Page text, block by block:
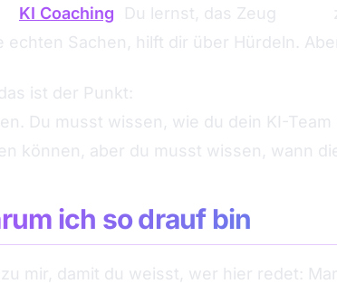
KI Coaching Du lernst, das Zeug
echten Sachen, hilft dir über Hürdeln.
ist der Punkt:
Du musst wissen, wie du dein KI-
können, aber du musst wissen, wann
ich so drauf bin
mir, damit du weisst, wer hier redet: